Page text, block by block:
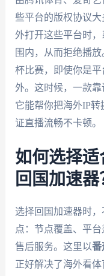
些平台的版权协议
外打开这些平台时
围内，从而拒绝播
杯比赛，即使你是平
外。这时候，一款
它能帮你把海外IP
证直播流畅不卡顿。
如何选择
回国加速器
选择回国加速器时
点：节点覆盖、平
售后服务。这里以番
正好解决了海外看